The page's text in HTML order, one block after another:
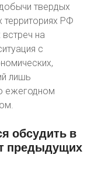
твердых
территориях РФ
на
с
лишь
ежегодном
обсудить в
предыдущих